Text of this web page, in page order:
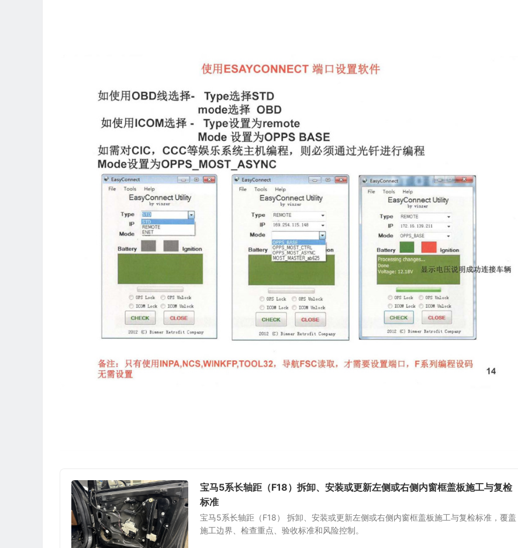
宝马5系长轴距（F18）拆卸、安装或更新左侧或右侧内窗框盖板施工与复检
标准
宝马5系长轴距（F18） 拆卸、安装或更新左侧或右侧内窗框盖板施工与复检标准，覆盖
施工边界、检查重点、验收标准和风险控制。